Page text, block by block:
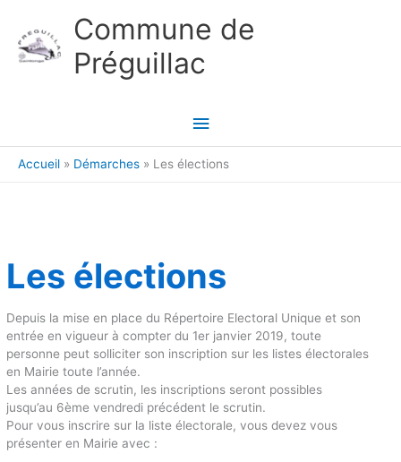
Commune de
Préguillac
Menu
principal
Accueil Démarches Les élections
Les élections
Depuis la mise en place du Répertoire Electoral Unique et son
entrée en vigueur à compter du 1er janvier 2019, toute
personne peut solliciter son inscription sur les listes électorales
en Mairie toute l’année.
Les années de scrutin, les inscriptions seront possibles
jusqu’au 6ème vendredi précédent le scrutin.
Pour vous inscrire sur la liste électorale, vous devez vous
présenter en Mairie avec :